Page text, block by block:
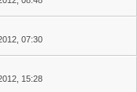
07:30
15:28